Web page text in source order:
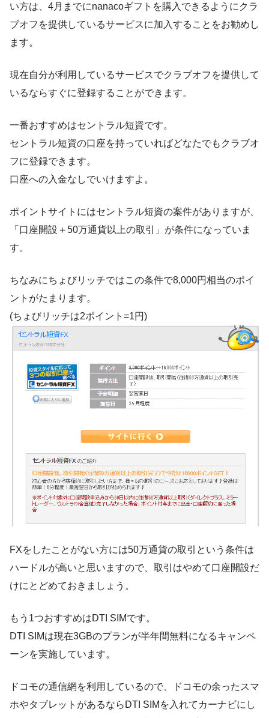
い方は、4月までにnanacoギフトを購入できるようにクラ
ブオフを提供しているサービスに加入することをお勧めし
ます。
現在自分が利用しているサービスでクラブオフを提供して
いるならすぐに登録することができます。
一番おすすめはセントラル短資です。
セントラル短資の口座を持っていればどなたでもクラブオ
フに登録できます。
口座への入金なしでいけますよ。
ポイントサイトにはセントラル短資の案件がありますが、
「口座開設＋50万通貨以上の取引」が条件になっていま
す。
ちなみにちょびリッチではこの条件で8,000円相当のポイ
ントがたまります。
(ちょびリッチは2ポイント=1円)
FXをしたことがない方には50万通貨の取引という条件は
ハードルが高いと思いますので、取引はやめて口座開設だ
けにとどめておきましょう。
もう1つおすすめはDTI SIMです。
DTI SIMは現在3GBのプランが半年間無料になるキャンペ
ーンを実施しています。
ドコモの通信網を利用しているので、ドコモの余ったスマ
ホやタブレットがあるならDTI SIMを入れてカーナビにし